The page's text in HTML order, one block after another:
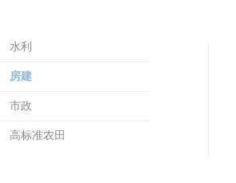
水利
房建
市政
高标准农田